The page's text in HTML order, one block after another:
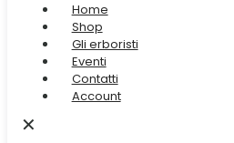
Home
Shop
Gli erboristi
Eventi
Contatti
Account
✕